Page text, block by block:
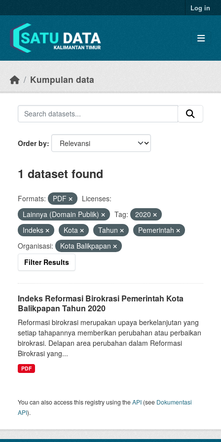
Log in
Kumpulan data
Order by
1 dataset found
Formats: PDF
Licenses:
Lainnya (Domain Publik)
Tag:
2020
Indeks
Kota Tahun
Pemerintah
Organisasi:
Kota Balikpapan
Filter Results
Indeks Reformasi Birokrasi Pemerintah Kota
Balikpapan Tahun 2020
Reformasi birokrasi merupakan upaya berkelanjutan yang
setiap tahapannya memberikan perubahan atau perbaikan
birokrasi. Delapan area perubahan dalam Reformasi
Birokrasi yang...
PDF
You can also access this registry using theAPI (see Dokumentasi
API).